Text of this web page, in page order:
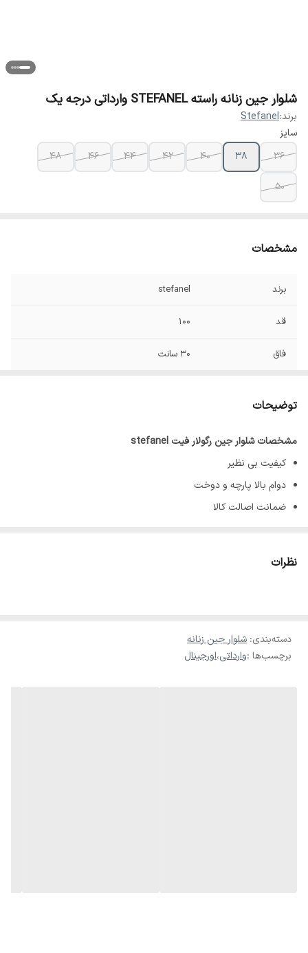
شلوار جین زنانه راسته STEFANEL وارداتی درجه یک
برند:Stefanel
سایز
۳۶
۳۸ ۴۰ ۴۲ ۴۴ ۴۶ ۴۸
۵۰
مشخصات
برند stefanel
قد ۱۰۰
فاق ۳۰ سانت
توضیحات
مشخصات شلوار جین رگولار فیت stefanel
کیفیت بی نظیر
دوام بالا پارچه و دوخت
ضمانت اصالت کالا
دور کمر 70تا 75
نظرات
دسته‌بندی: شلوار جین زنانه
برچسب‌ها :وارداتی،اورجینال